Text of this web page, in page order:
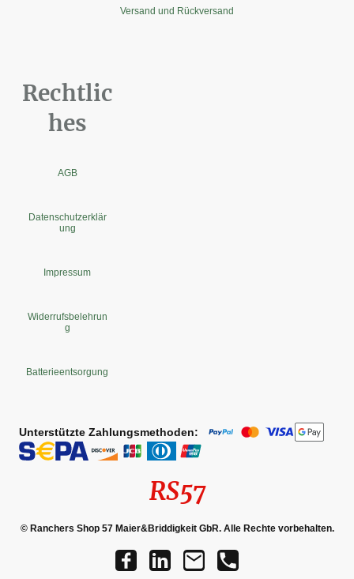
Versand und Rückversand
Rechtlic
hes
AGB
Datenschutzerklär
ung
Impressum
Widerrufsbelehrun
g
Batterieentsorgung
Unterstützte Zahlungsmethoden:
RS57
© Ranchers Shop 57 Maier&Briddigkeit GbR. Alle Rechte vorbehalten.